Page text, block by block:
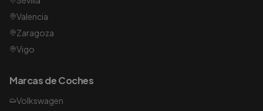
Valencia
Zaragoza
Vigo
Marcas de Coches
Volkswagen